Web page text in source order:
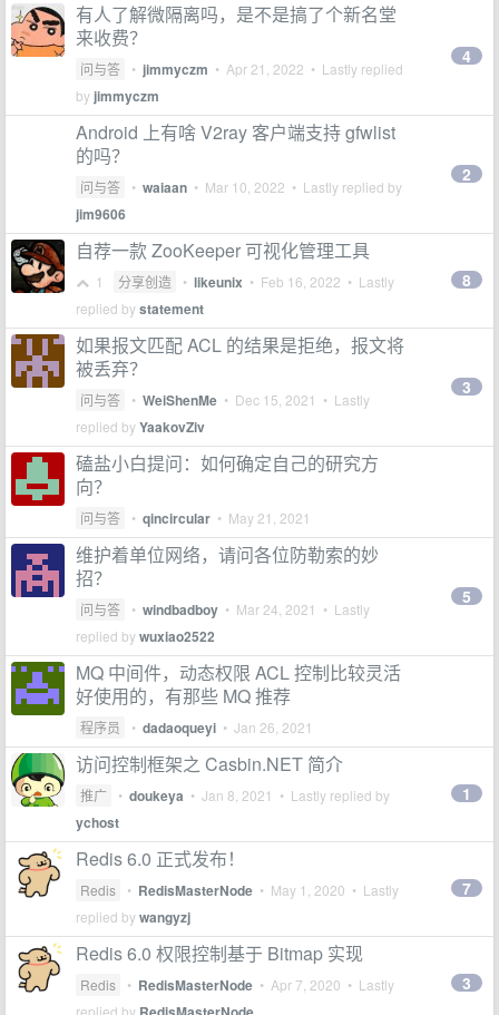
有人了解微隔离吗，是不是搞了个新名堂
来收费？
问与答 • jimmyczm • Apr 21, 2022 • Lastly replied
by jimmyczm
4
Android 上有啥 V2ray 客户端支持 gfwlist
的吗？
问与答 • waiaan • Mar 10, 2022 • Lastly replied by
jim9606
2
自荐一款 ZooKeeper 可视化管理工具
1 分享创造 • likeunix • Feb 16, 2022 • Lastly
replied bystatement
8
如果报文匹配 ACL 的结果是拒绝，报文将
被丢弃？
问与答 • WeiShenMe • Dec 15, 2021 • Lastly
replied byYaakovZiv
3
磕盐小白提问：如何确定自己的研究方
向？
问与答 • qincircular • May 21, 2021
维护着单位网络，请问各位防勒索的妙
招？
问与答 • windbadboy • Mar 24, 2021 • Lastly
replied bywuxiao2522
5
MQ 中间件，动态权限 ACL 控制比较灵活
好使用的，有那些 MQ 推荐
程序员 • dadaoqueyi • Jan 26, 2021
访问控制框架之 Casbin.NET 简介
推广 • doukeya • Jan 8, 2021 • Lastly replied by
ychost
1
Redis 6.0 正式发布！
Redis • RedisMasterNode • May 1, 2020 • Lastly
replied bywangyzj
7
Redis 6.0 权限控制基于 Bitmap 实现
Redis • RedisMasterNode • Apr 7, 2020 • Lastly
replied by
3